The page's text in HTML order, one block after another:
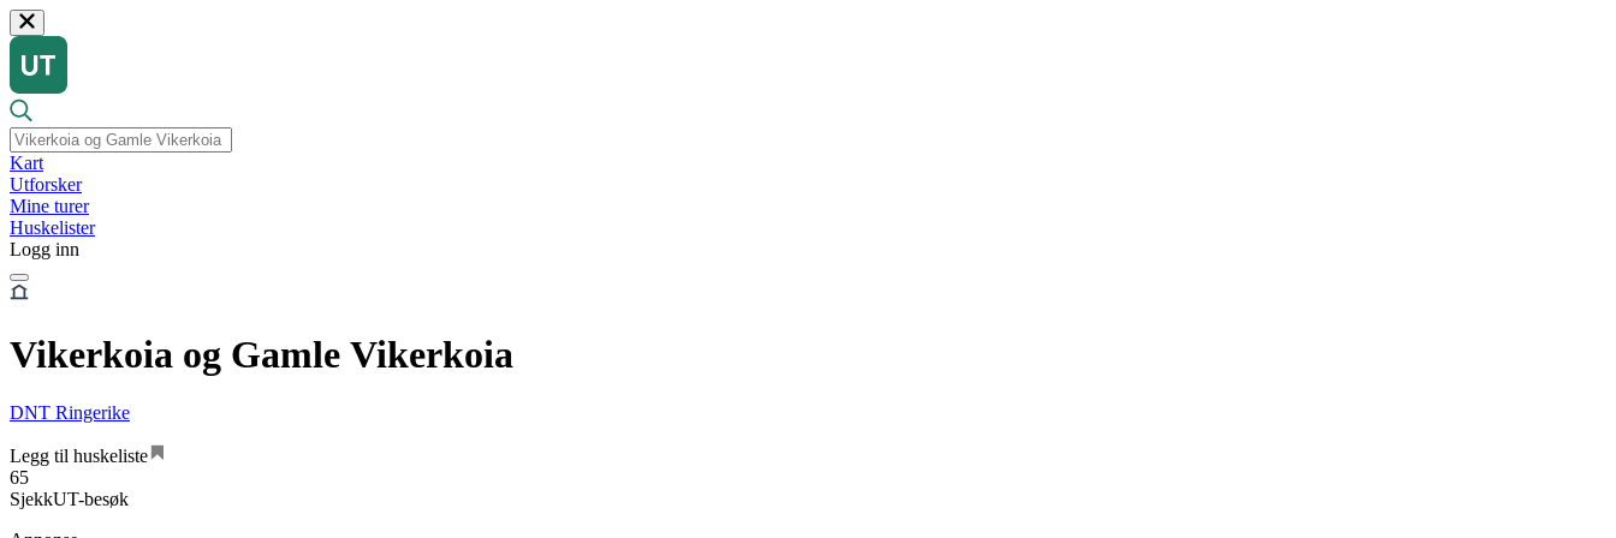
Kart
Utforsker
Mine turer
Huskelister
Logg inn
Vikerkoia og Gamle Vikerkoia
DNT Ringerike
Legg til huskeliste
65
SjekkUT-besøk